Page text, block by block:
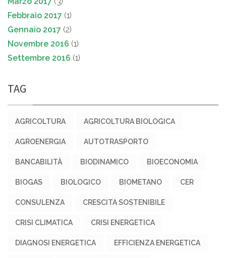
Febbraio 2017 (1)
Gennaio 2017 (2)
Novembre 2016 (1)
Settembre 2016 (1)
TAG
AGRICOLTURA AGRICOLTURA BIOLOGICA
AGROENERGIA AUTOTRASPORTO
BANCABILITÀ BIODINAMICO BIOECONOMIA
BIOGAS BIOLOGICO BIOMETANO CER
CONSULENZA CRESCITA SOSTENIBILE
CRISI CLIMATICA CRISI ENERGETICA
DIAGNOSI ENERGETICA EFFICIENZA ENERGETICA